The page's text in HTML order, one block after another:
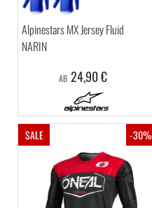
Alpinestars MX Jersey Fluid
NARIN
AB 24,90 €
SALE -30%